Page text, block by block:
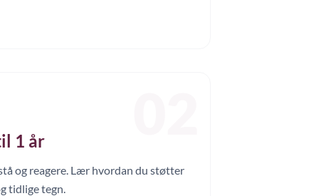
1 år
og reagere. Lær hvordan du støtter
tidlige tegn.